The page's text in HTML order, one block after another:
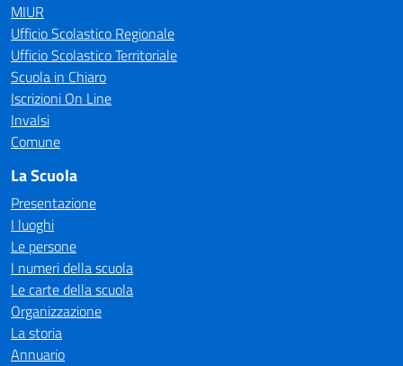
MIUR
Ufficio Scolastico Regionale
Ufficio Scolastico Territoriale
Scuola in Chiaro
Iscrizioni On Line
Invalsi
Comune
La Scuola
Presentazione
I luoghi
Le persone
I numeri della scuola
Le carte della scuola
Organizzazione
La storia
Annuario